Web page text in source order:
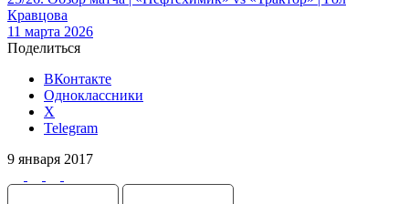
Кравцова
11 марта 2026
Поделиться
ВКонтакте
Одноклассники
X
Telegram
9 января 2017